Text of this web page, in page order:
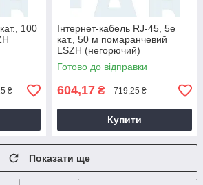
100
₴
Інтернет-кабель RJ-45, 5е
кат., 50 м помаранчевий
LSZH (негорючий)
Готово до відправки
604,17 ₴ 719,25 ₴
Купити
Показати ще